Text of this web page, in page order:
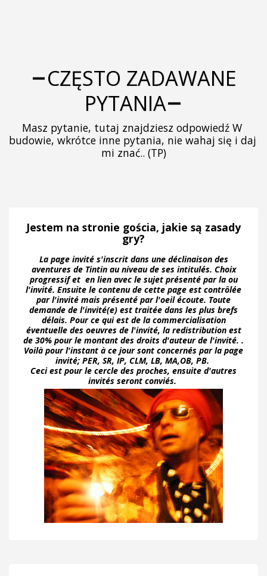
CZĘSTO ZADAWANE
PYTANIA
Masz pytanie, tutaj znajdziesz odpowiedź W
budowie, wkrótce inne pytania, nie wahaj się i daj
mi znać.. (TP)
Jestem na stronie gościa, jakie są zasady
gry?
La page invité s'inscrit dans une déclinaison des
aventures de Tintin au niveau de ses intitulés. Choix
progressif et en lien avec le sujet présenté par la ou
l'invité. Ensuite le contenu de cette page est contrôlée
par l'invité mais présenté par l'oeil écoute. Toute
demande de l'invité(e) est traitée dans les plus brefs
délais. Pour ce qui est de la commercialisation
éventuelle des oeuvres de l'invité, la redistribution est
de 30% pour le montant des droits d'auteur de l'invité. .
Voilà pour l'instant à ce jour sont concernés par la page
invité; PER, SR, IP, CLM, LB, MA,OB, PB.
Ceci est pour le cercle des proches, ensuite d'autres
invités seront conviés.